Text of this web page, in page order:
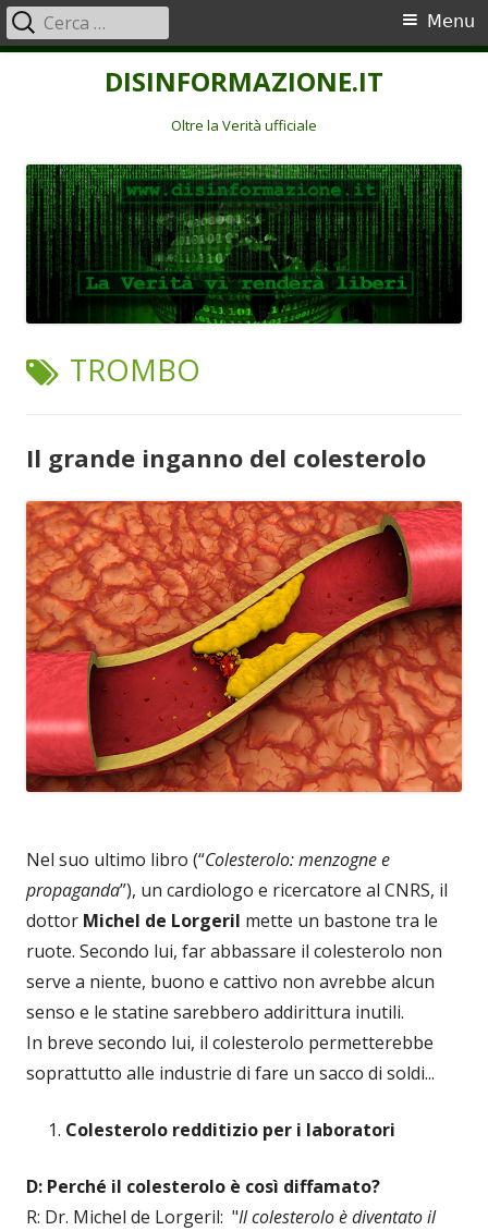
DISINFORMAZIONE.IT
Oltre la Verità ufficiale
Menu
principale
Menu
Ricerca
per:
TAG:
TROMBO
Il grande inganno del colesterolo
Nel suo ultimo libro (“Colesterolo: menzogne e
propaganda”), un cardiologo e ricercatore al CNRS, il
dottor Michel de Lorgeril mette un bastone tra le
ruote. Secondo lui, far abbassare il colesterolo non
serve a niente, buono e cattivo non avrebbe alcun
senso e le statine sarebbero addirittura inutili.
In breve secondo lui, il colesterolo permetterebbe
soprattutto alle industrie di fare un sacco di soldi...
Colesterolo redditizio per i laboratori
D: Perché il colesterolo è così diffamato?
R: Dr. Michel de Lorgeril: "Il colesterolo è diventato il